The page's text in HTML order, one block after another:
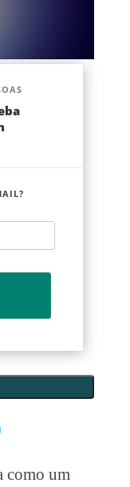
como um